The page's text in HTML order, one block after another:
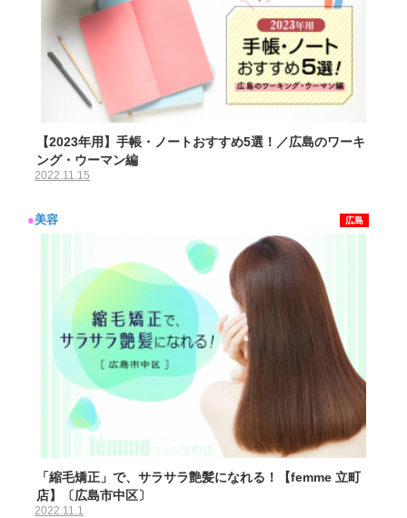
【2023年用】手帳・ノートおすすめ5選！／広島のワーキ
ング・ウーマン編
2022.11.15
●美容 広島
「縮毛矯正」で、サラサラ艶髪になれる！【femme 立町
店】〔広島市中区〕
2022.11.1